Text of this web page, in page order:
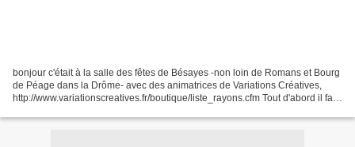
bonjour c'était à la salle des fêtes de Bésayes -non loin de Romans et Bourg
de Péage dans la Drôme- avec des animatrices de Variations Créatives,
http://www.variationscreatives.fr/boutique/liste_rayons.cfm Tout d'abord il faut